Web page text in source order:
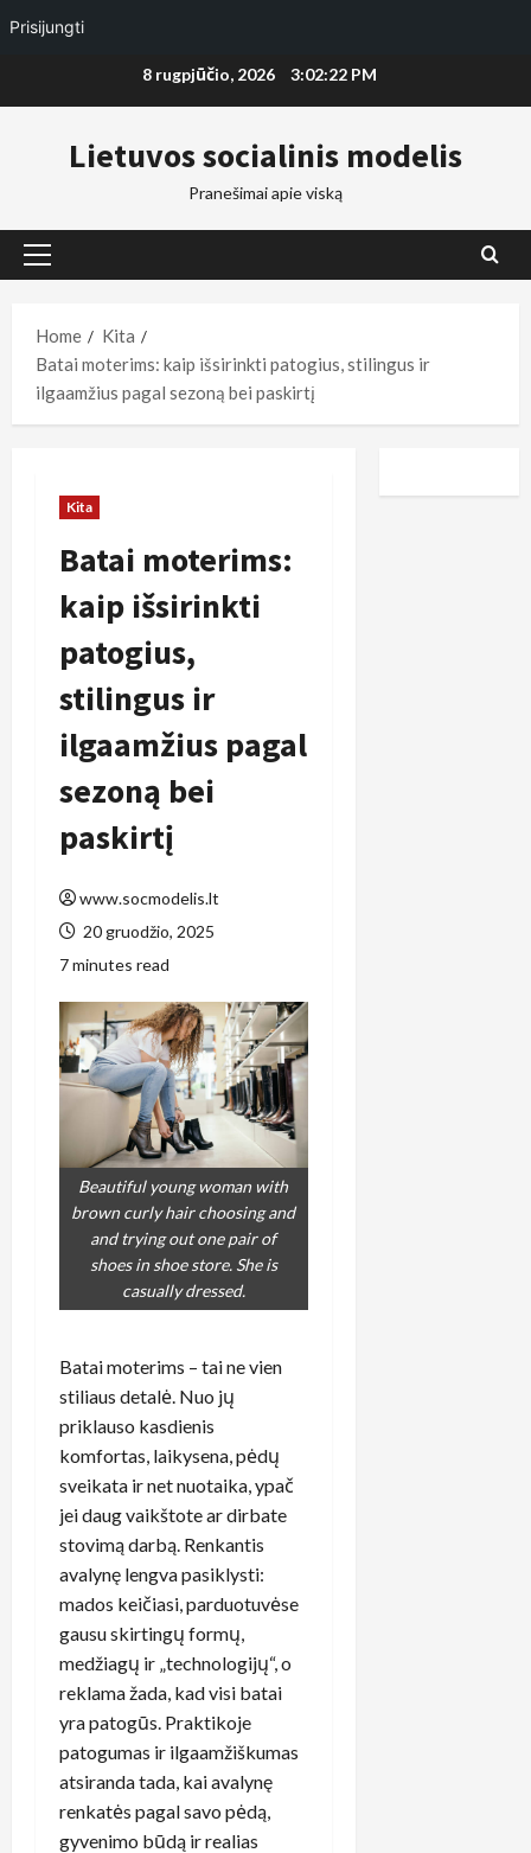
Prisijungti
8 rugpjūčio, 2026 3:02:23 PM
Lietuvos socialinis modelis
Pranešimai apie viską
Primary
Home
Kita
Batai moterims: kaip išsirinkti patogius, stilingus ir
ilgaamžius pagal sezoną bei paskirtį
Kita
Batai moterims:
kaip išsirinkti
patogius,
stilingus ir
ilgaamžius pagal
sezoną bei
paskirtį
www.socmodelis.lt
20 gruodžio, 2025
7 minutes read
Beautiful young woman with
brown curly hair choosing and
and trying out one pair of
shoes in shoe store. She is
casually dressed.
Batai moterims – tai ne vien
stiliaus detalė. Nuo jų
priklauso kasdienis
komfortas, laikysena, pėdų
sveikata ir net nuotaika, ypač
jei daug vaikštote ar dirbate
stovimą darbą. Renkantis
avalynę lengva pasiklysti:
mados keičiasi, parduotuvėse
gausu skirtingų formų,
medžiagų ir „technologijų“, o
reklama žada, kad visi batai
yra patogūs. Praktikoje
patogumas ir ilgaamžiškumas
atsiranda tada, kai avalynę
renkatės pagal savo pėdą,
gyvenimo būdą ir realias